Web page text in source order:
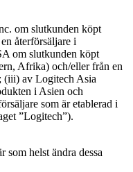
om slutkunden köpt
återförsäljare i
om slutkunden köpt
Afrika) och/eller från en
(iii) av Logitech Asia
i Asien och
som är etablerad i
”Logitech”).
som helst ändra dessa